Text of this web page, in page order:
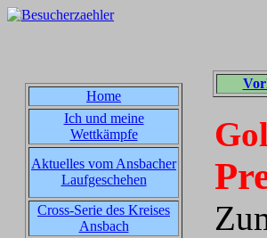
Home
Ich und meine
Wettkämpfe
Aktuelles vom Ansbacher
Laufgeschehen
Cross-Serie des Kreises
Ansbach